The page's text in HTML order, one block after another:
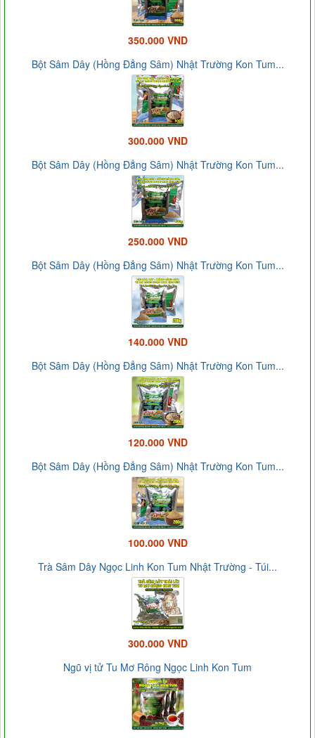
350.000 VND
Bột Sâm Dây (Hồng Đẳng Sâm) Nhật Trường Kon Tum...
300.000 VND
Bột Sâm Dây (Hồng Đẳng Sâm) Nhật Trường Kon Tum...
250.000 VND
Bột Sâm Dây (Hồng Đẳng Sâm) Nhật Trường Kon Tum...
140.000 VND
Bột Sâm Dây (Hồng Đẳng Sâm) Nhật Trường Kon Tum...
120.000 VND
Bột Sâm Dây (Hồng Đẳng Sâm) Nhật Trường Kon Tum...
100.000 VND
Trà Sâm Dây Ngọc Linh Kon Tum Nhật Trường - Túi...
300.000 VND
Ngũ vị tử Tu Mơ Rông Ngọc Linh Kon Tum